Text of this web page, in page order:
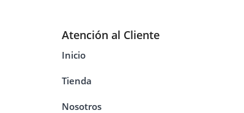
Atención al Cliente
Inicio
Tienda
Nosotros